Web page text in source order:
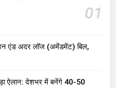
01
एंड अदर लॉज (अमेंडमेंट) बिल,
ऐलान: देशभर में बनेंगे 40-50